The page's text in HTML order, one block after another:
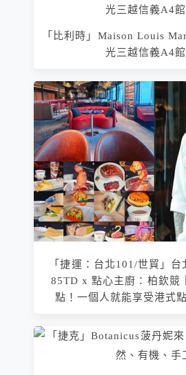
「比利時」Maison Louis
光三越信義A4
「捷運：台北101/世貿」
85TD x 點心主廚：柏欽競
點！一個人就能享受港式